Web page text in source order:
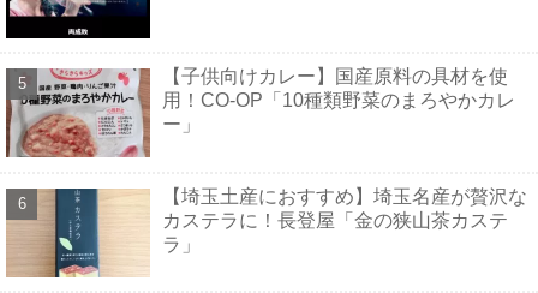
【子供向けカレー】国産原料の具材を使
用！CO-OP「10種類野菜のまろやかカレ
ー」
【埼玉土産におすすめ】埼玉名産が贅沢な
カステラに！長登屋「金の狭山茶カステ
ラ」